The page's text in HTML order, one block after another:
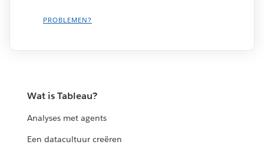
PROBLEMEN?
Wat is Tableau?
Analyses met agents
Een datacultuur creëren